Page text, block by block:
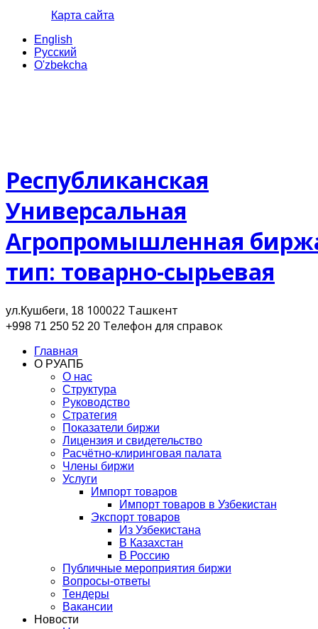
Карта сайта
English
Русский
O'zbekcha
Республиканская
Универсальная
Агропромышленная
тип: товарно-сырьевая
ул.Кушбеги, 18 100022 Ташкент
+998 71 250 52 20 Телефон для cправок
Главная
О РУАПБ
О нас
Структура
Руководство
Стратегия
Показатели биржи
Лицензия и свидетельство
Расчётно-клиринговая палата
Члены биржи
Услуги
Импорт товаров
Импорт товаров в Узбекистан
Экспорт товаров
Из Узбекистана
В Казахстан
В Россию
Публичные мероприятия биржи
Вопросы-ответы
Тендеры
Вакансии
Новости